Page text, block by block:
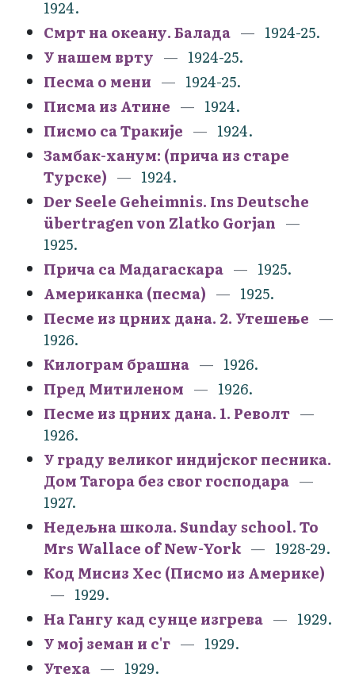
1924.
Смрт на океану. Балада
1924-25.
У нашем врту
1924-25.
Песма о мени
1924-25.
Писма из Атине
1924.
Писмо са Тракије
1924.
Замбак-ханум: (прича из старе
Турске)
1924.
Der Seele Geheimnis. Ins Deutsche
übertragen von Zlatko Gorjan
1925.
Прича са Мадагаскара
1925.
Американка (песма)
1925.
Песме из црних дана. 2. Утешење
1926.
Килограм брашна
1926.
Пред Митиленом
1926.
Песме из црних дана. 1. Револт
1926.
У граду великог индијског песника.
Дом Тагора без свог господара
1927.
Недељна школа. Sunday school. To
Mrs Wallace of New-York
1928-29.
Код Мисиз Хес (Писмо из Америке)
1929.
На Гангу кад сунце изгрева
1929.
У мој земан и с'г
1929.
Утеха
1929.